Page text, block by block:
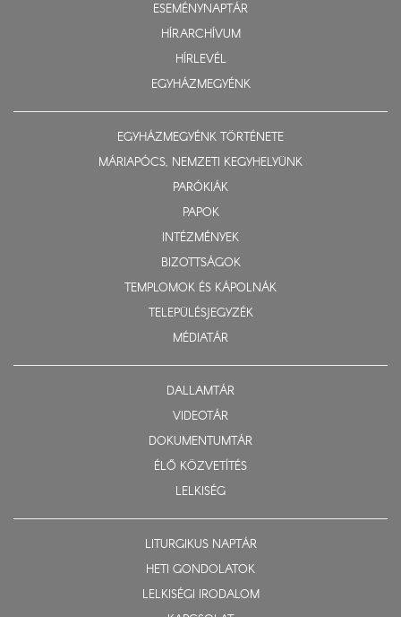
ESEMÉNYNAPTÁR
HÍRARCHÍVUM
HÍRLEVÉL
EGYHÁZMEGYÉNK
EGYHÁZMEGYÉNK TÖRTÉNETE
MÁRIAPÓCS, NEMZETI KEGYHELYÜNK
PARÓKIÁK
PAPOK
INTÉZMÉNYEK
BIZOTTSÁGOK
TEMPLOMOK ÉS KÁPOLNÁK
TELEPÜLÉSJEGYZÉK
MÉDIATÁR
DALLAMTÁR
VIDEOTÁR
DOKUMENTUMTÁR
ÉLŐ KÖZVETÍTÉS
LELKISÉG
LITURGIKUS NAPTÁR
HETI GONDOLATOK
LELKISÉGI IRODALOM